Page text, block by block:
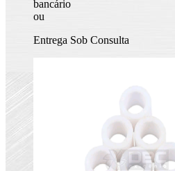
bancário
ou
Entrega Sob Consulta